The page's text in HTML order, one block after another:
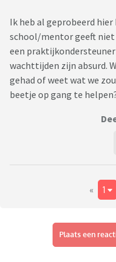
Ik heb al geprobeerd
school/mentor geeft niet
een
wachttijden zijn absurd.
gehad of weet wat we
beetje op gang te
« 1
Plaats een